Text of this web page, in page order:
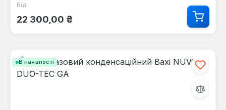
Звичайна ціна:
Від
22 300,00 ₴
В наявності